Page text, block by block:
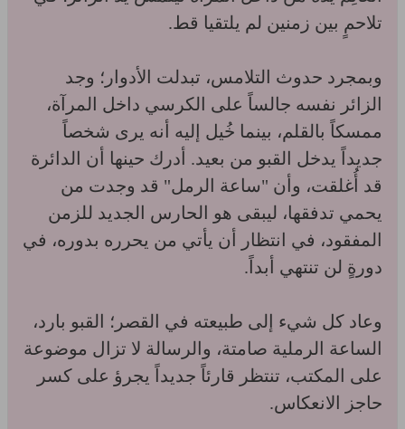
تلاحمٍ بين زمنين لم يلتقيا قط.
وبمجرد حدوث التلامس، تبدلت الأدوار؛ وجد
الزائر نفسه جالساً على الكرسي داخل المرآة،
ممسكاً بالقلم، بينما خُيل إليه أنه يرى شخصاً
جديداً يدخل القبو من بعيد. أدرك حينها أن الدائرة
قد أُغلقت، وأن "ساعة الرمل" قد وجدت من
يحمي تدفقها، ليبقى هو الحارس الجديد للزمن
المفقود، في انتظار أن يأتي من يحرره بدوره، في
دورةٍ لن تنتهي أبداً.
وعاد كل شيء إلى طبيعته في القصر؛ القبو بارد،
الساعة الرملية صامتة، والرسالة لا تزال موضوعة
على المكتب، تنتظر قارئاً جديداً يجرؤ على كسر
حاجز الانعكاس.